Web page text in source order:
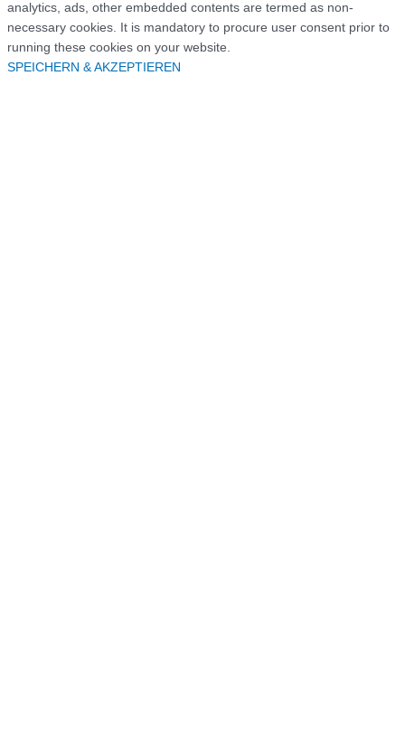
analytics, ads, other embedded contents are termed as non-
necessary cookies. It is mandatory to procure user consent prior to
running these cookies on your website.
SPEICHERN & AKZEPTIEREN